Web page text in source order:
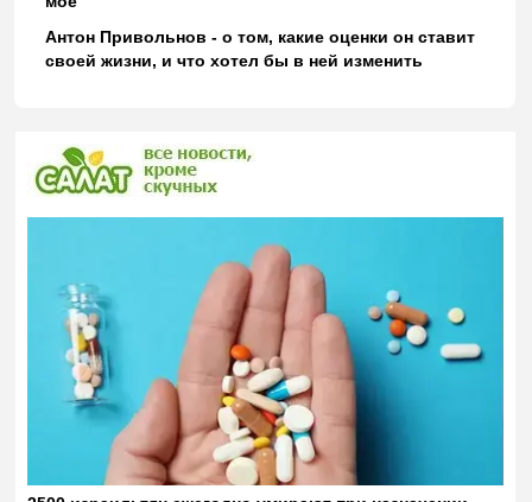
Антон Привольнов - о том, какие оценки он ставит
своей жизни, и что хотел бы в ней изменить